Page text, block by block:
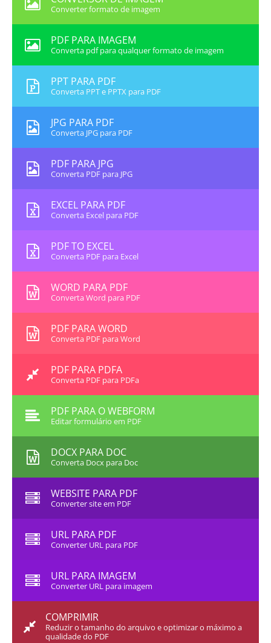
Converter formato de imagem
PDF PARA IMAGEM
Converta pdf para qualquer formato de imagem
PPT PARA PDF
Converta PPT e PPTX para PDF
JPG PARA PDF
Converta JPG para PDF
PDF PARA JPG
Converta PDF para JPG
EXCEL PARA PDF
Converta Excel para PDF
PDF TO EXCEL
Converta PDF para Excel
WORD PARA PDF
Converta Word para PDF
PDF PARA WORD
Converta PDF para Word
PDF PARA PDFA
Converta PDF para PDFa
PDF PARA O WEBFORM
Editar formulário em PDF
DOCX PARA DOC
Converta Docx para Doc
WEBSITE PARA PDF
Converter site em PDF
URL PARA PDF
Converter URL para PDF
URL PARA IMAGEM
Converter URL para imagem
COMPRIMIR
Reduzir o tamanho do arquivo e optimizar o máximo a
qualidade do PDF